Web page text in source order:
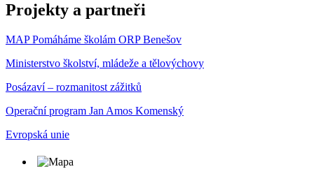
Projekty a partneři
MAP Pomáháme školám ORP Benešov
Ministerstvo školství, mládeže a tělovýchovy
Posázaví – rozmanitost zážitků
Operační program Jan Amos Komenský
Evropská unie